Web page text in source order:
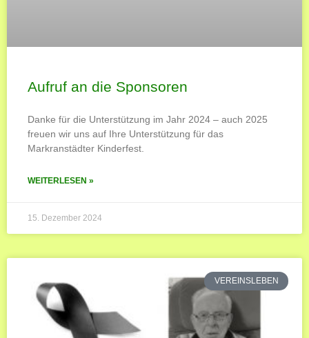
Aufruf an die Sponsoren
Danke für die Unterstützung im Jahr 2024 – auch 2025
freuen wir uns auf Ihre Unterstützung für das
Markranstädter Kinderfest.
WEITERLESEN »
15. Dezember 2024
VEREINSLEBEN